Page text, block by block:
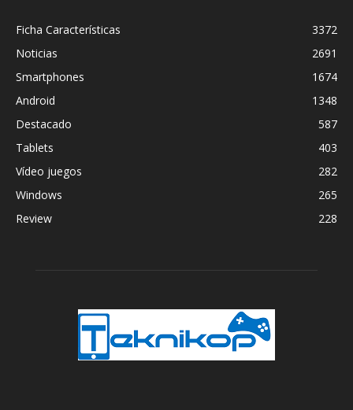
Ficha Características
3372
Noticias
2691
Smartphones
1674
Android
1348
Destacado
587
Tablets
403
Vídeo juegos
282
Windows
265
Review
228